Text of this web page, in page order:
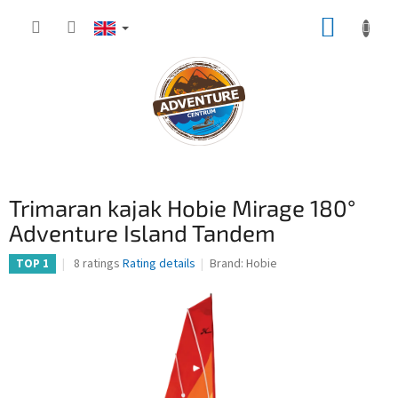
Trimaran kajak Hobie Mirage 180°
Adventure Island Tandem
TOP 1
The
8 ratings Rating details Brand:Hobie